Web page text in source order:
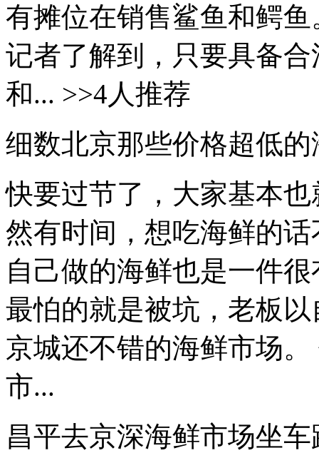
有摊位在销售鲨鱼和鳄
记者了解到，只要具备
和... >>4人推荐
细数北京那些价格超低
快要过节了，大家基本
然有时间，想吃海鲜的
自己做的海鲜也是一件
最怕的就是被坑，老板
京城还不错的海鲜市场
市...
昌平去京深海鲜市场坐车